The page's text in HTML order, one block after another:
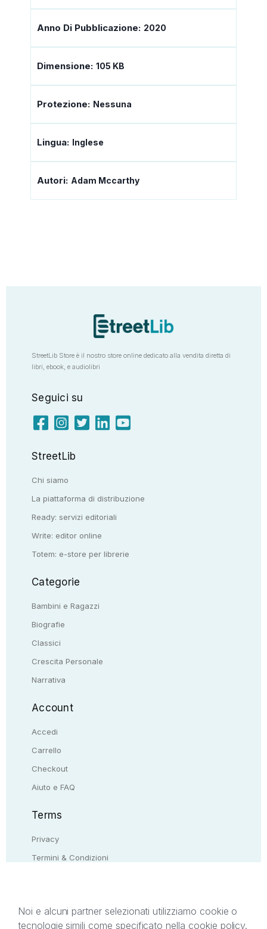
Anno Di Pubblicazione: 2020
Dimensione: 105 KB
Protezione: Nessuna
Lingua: Inglese
Autori: Adam Mccarthy
StreetLib Store è il nostro store online dedicato alla vendita diretta di
libri, ebook, e audiolibri
Seguici su
StreetLib
Chi siamo
La piattaforma di distribuzione
Ready: servizi editoriali
Write: editor online
Totem: e-store per librerie
Categorie
Bambini e Ragazzi
Biografie
Classici
Crescita Personale
Narrativa
Account
Accedi
Carrello
Checkout
Aiuto e FAQ
Terms
Privacy
Termini & Condizioni
Noi e alcuni partner selezionati utilizziamo cookie o
tecnologie simili come specificato nella cookie policy.